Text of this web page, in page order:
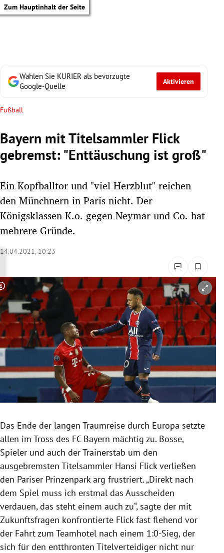
Zum Hauptinhalt der Seite
Untermenü
Untermenü
Untermenü
Untermenü
Untermenü
Untermenü
Untermenü
Untermenü
Untermenü
Untermenü
Wählen Sie KURIER als bevorzugte
Google-Quelle
Aktivieren
Fußball
Bayern mit Titelsammler Flick
gebremst: "Enttäuschung ist groß"
Ein Kopfballtor und "viel Herzblut" reichen
den Münchnern in Paris nicht. Der
Königsklassen-K.o. gegen Neymar und Co. hat
mehrere Gründe.
14.04.2021, 10:23
Copyright-Hinweis öffnen/schließen
Das Ende der langen Traumreise durch Europa setzte
allen im Tross des FC Bayern mächtig zu. Bosse,
Spieler und auch der Trainerstab um den
ausgebremsten Titelsammler Hansi Flick verließen
den Pariser Prinzenpark arg frustriert. „Direkt nach
dem Spiel muss ich erstmal das Ausscheiden
verdauen, das steht einem auch zu“, sagte der mit
Zukunftsfragen konfrontierte Flick fast flehend vor
der Fahrt zum Teamhotel nach einem 1:0-Sieg, der
sich für den entthronten Titelverteidiger nicht nur